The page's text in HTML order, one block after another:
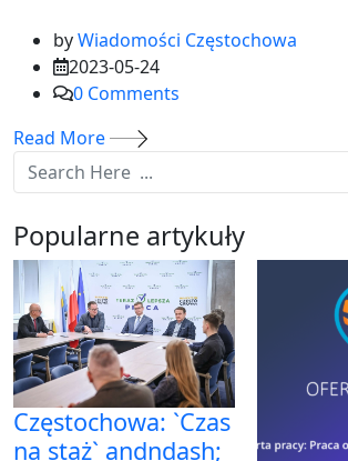
byWiadomości Częstochowa
2023-05-24
0 Comments
Read More
Popularne artykuły
Częstochowa: `Czas
na staż` andndash;